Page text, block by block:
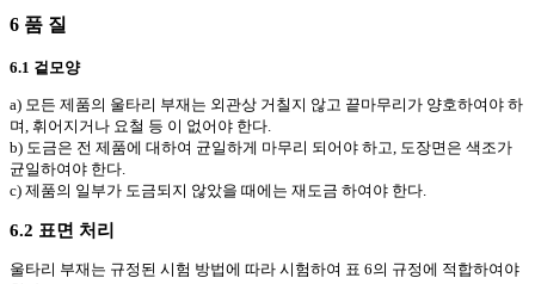
6 품 질
6.1 겉모양
a) 모든 제품의 울타리 부재는 외관상 거칠지 않고 끝마무리가 양호하여야 하
며, 휘어지거나 요철 등 이 없어야 한다.
b) 도금은 전 제품에 대하여 균일하게 마무리 되어야 하고, 도장면은 색조가
균일하여야 한다.
c) 제품의 일부가 도금되지 않았을 때에는 재도금 하여야 한다.
6.2 표면 처리
울타리 부재는 규정된 시험 방법에 따라 시험하여 표 6의 규정에 적합하여야